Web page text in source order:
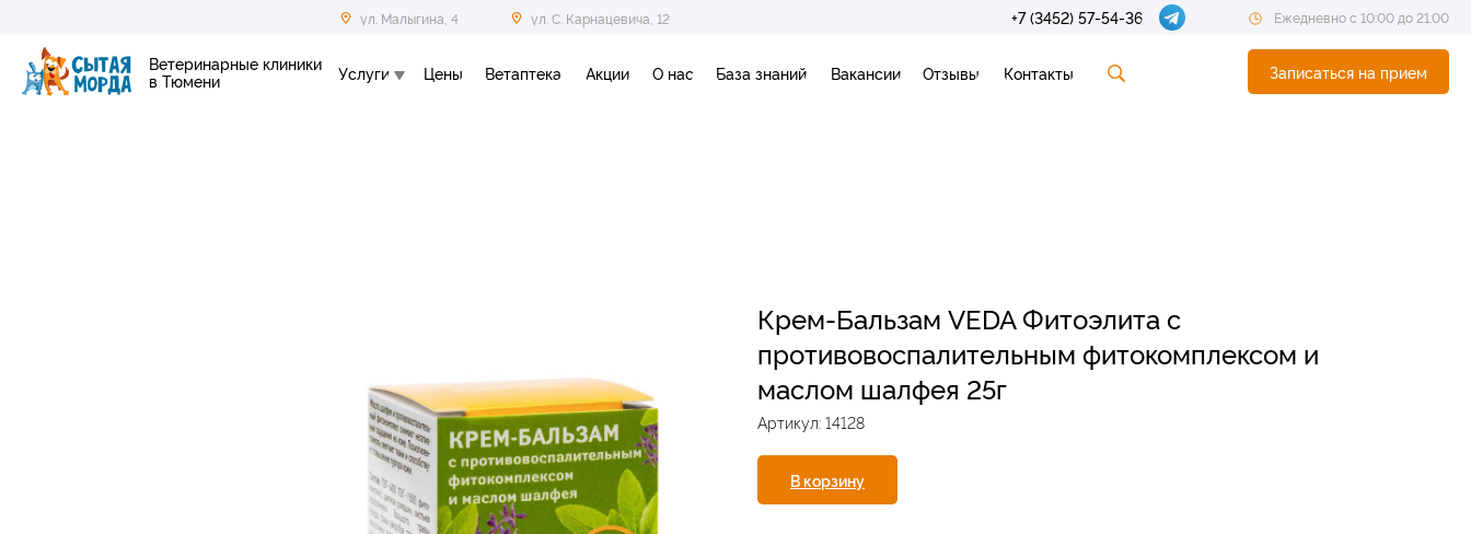
Записаться на прием
+7 (3452) 57-54-36
ул. С. Карнацевича, 12
ул. Малыгина, 4
Ветеринарные клиники
в Тюмени
Ежедневно с 10:00 до 21:00
Услуги Цены База знаний
О нас Контакты
Вакансии Отзывы
Акции
Ветаптека
Крем-Бальзам VEDA Фитоэлита с
противовоспалительным фитокомплексом и
маслом шалфея 25г
Артикул: 14128
В корзину